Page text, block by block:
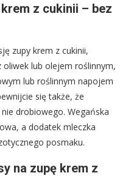
z cukinii – bez
zupy krem z cukinii,
oliwek lub olejem roślinnym,
lub roślinnym napojem
się także, że
drobiowego. Wegańska
a dodatek mleczka
posmaku.
na zupę krem z